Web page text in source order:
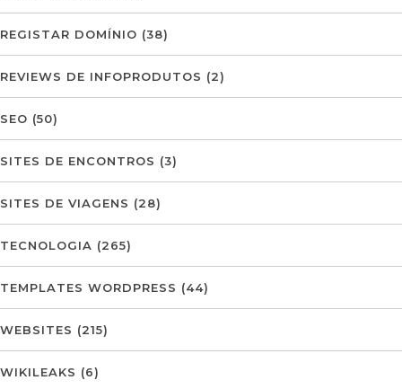
REGISTAR DOMÍNIO (38)
REVIEWS DE INFOPRODUTOS (2)
SEO (50)
SITES DE ENCONTROS (3)
SITES DE VIAGENS (28)
TECNOLOGIA (265)
TEMPLATES WORDPRESS (44)
WEBSITES (215)
WIKILEAKS (6)